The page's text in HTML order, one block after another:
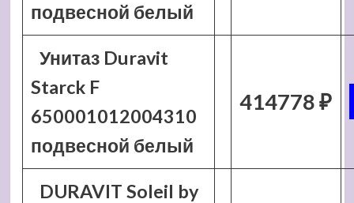
подвесной белый
Унитаз Duravit
Starck F
650001012004310
подвесной белый
414778 ₽
DURAVIT Soleil by